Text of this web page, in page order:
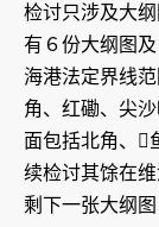
检讨只涉及大
有６份大纲图
海港法定界线
角、红磡、尖
面包括北角、
续检讨其馀在
剩下一张大纲图